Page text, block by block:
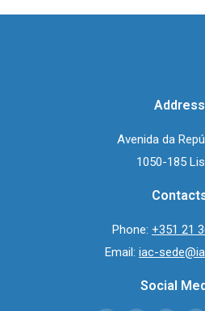
Avenida da
1050-185
Phone: +351 21
Email: iac-
Social